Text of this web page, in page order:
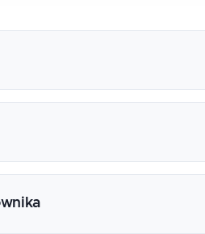
Visual Studio